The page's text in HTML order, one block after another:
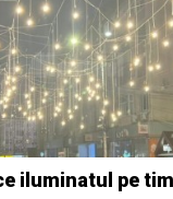
iluminatul pe